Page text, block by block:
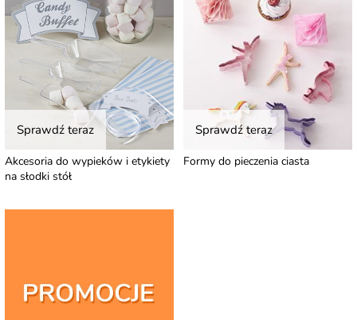
Sprawdź teraz
Akcesoria do wypieków i etykiety
na słodki stół
Sprawdź teraz
Formy do pieczenia ciasta